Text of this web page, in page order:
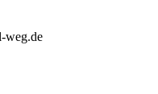
weg.de